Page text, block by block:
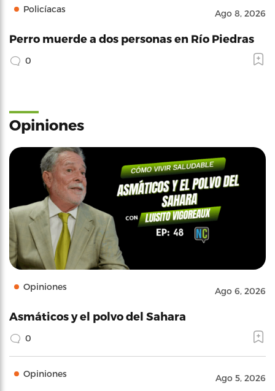
Policíacas Ago 8, 2026
Perro muerde a dos personas en Río Piedras
0
Opiniones
Opiniones Ago 6, 2026
Asmáticos y el polvo del Sahara
0
Opiniones Ago 5, 2026